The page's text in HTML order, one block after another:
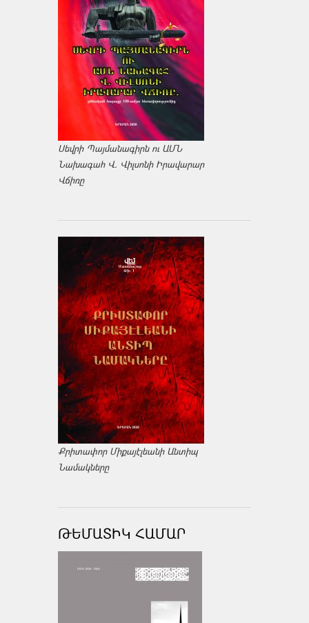
Սեվրի Պայմանագիրն ու ԱՄՆ
Նախագահ Վ. Վիլսոնի Իրավարար
Վճիռը
Քրիտափոր Միքայէլեանի Անտիպ
Նամակները
ԹԵՄԱՏԻԿ ՀԱՄԱՐ